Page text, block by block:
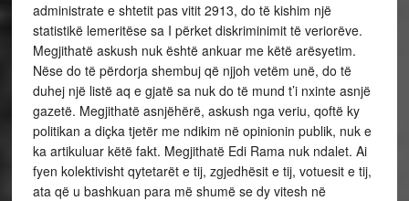
administrate e shtetit pas vitit 2913, do të kishim një
statistikë lemeritëse sa I përket diskriminimit të veriorëve.
Megjithatë askush nuk është ankuar me këtë arësyetim.
Nëse do të përdorja shembuj që njjoh vetëm unë, do të
duhej një listë aq e gjatë sa nuk do të mund t’i nxinte asnjë
gazetë. Megjithatë asnjëhërë, askush nga veriu, qoftë ky
politikan a diçka tjetër me ndikim në opinionin publik, nuk e
ka artikuluar këtë fakt. Megjithatë Edi Rama nuk ndalet. Ai
fyen kolektivisht qytetarët e tij, zgjedhësit e tij, votuesit e tij,
ata që u bashkuan para më shumë se dy vitesh në